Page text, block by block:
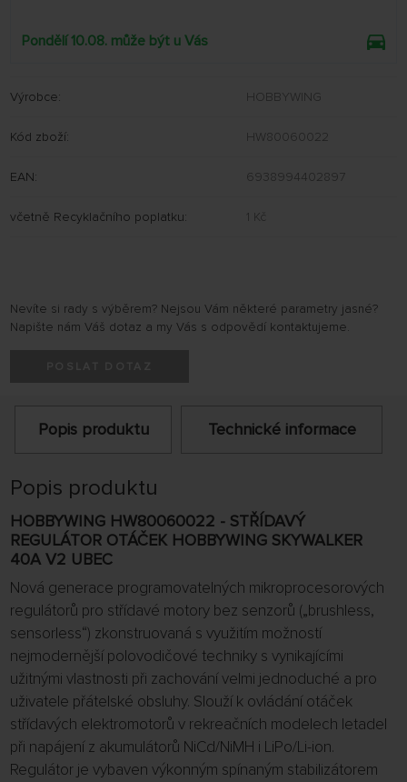
Pondělí 10.08. může být u Vás
Výrobce: HOBBYWING
Kód zboží: HW80060022
EAN: 6938994402897
včetně Recyklačního poplatku: 1 Kč
Nevíte si rady s výběrem? Nejsou Vám některé parametry jasné?
Napište nám Váš dotaz a my Vás s odpovědí kontaktujeme.
Popis produktu Technické informace
Popis produktu
HOBBYWING HW80060022 - STŘÍDAVÝ
REGULÁTOR OTÁČEK HOBBYWING SKYWALKER
40A V2 UBEC
Nová generace programovatelných mikroprocesorových
regulátorů pro střídavé motory bez senzorů („brushless,
sensorless“) zkonstruovaná s využitím možností
nejmodernější polovodičové techniky s vynikajícími
užitnými vlastnosti při zachování velmi jednoduché a pro
uživatele přátelské obsluhy. Slouží k ovládání otáček
střídavých elektromotorů v rekreačních modelech letadel
při napájení z akumulátorů NiCd/NiMH i LiPo/Li-ion.
Regulátor je vybaven výkonným spínaným stabilizátorem